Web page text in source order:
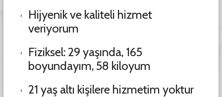
Hijyenik ve kaliteli hizmet
veriyorum
Fiziksel: 29 yaşında, 165
boyundayım, 58 kiloyum
21 yaş altı kişilere hizmetim yoktur